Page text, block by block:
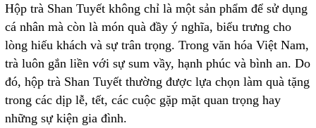
Hộp trà Shan Tuyết không chỉ là một sản phẩm để sử dụng
cá nhân mà còn là món quà đầy ý nghĩa, biểu trưng cho
lòng hiếu khách và sự trân trọng. Trong văn hóa Việt Nam,
trà luôn gắn liền với sự sum vầy, hạnh phúc và bình an. Do
đó, hộp trà Shan Tuyết thường được lựa chọn làm quà tặng
trong các dịp lễ, tết, các cuộc gặp mặt quan trọng hay
những sự kiện gia đình.